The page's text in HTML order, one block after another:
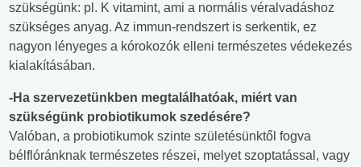
szükségünk: pl. K vitamint, ami a normális véralvadáshoz
szükséges anyag. Az immun-rendszert is serkentik, ez
nagyon lényeges a kórokozók elleni természetes védekezés
kialakításában.
-Ha szervezetünkben megtalálhatóak, miért van
szükségünk probiotikumok szedésére?
Valóban, a probiotikumok szinte születésünktől fogva
bélflóránknak természetes részei, melyet szoptatással, vagy